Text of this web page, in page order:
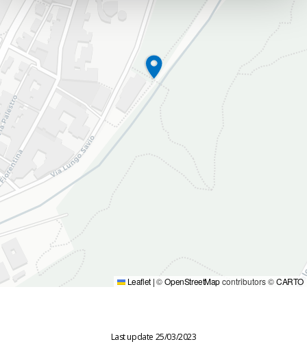
Leaflet |©OpenStreetMapcontributors ©CARTO
Last update 25/03/2023